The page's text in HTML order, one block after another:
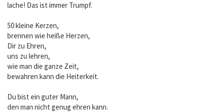
lache! Das ist immer Trumpf.
50 kleine Kerzen,
brennen wie heiße Herzen,
Dir zu Ehren,
uns zu lehren,
wie man die ganze Zeit,
bewahren kann die Heiterkeit.
Du bist ein guter Mann,
den man nicht genug ehren kann.